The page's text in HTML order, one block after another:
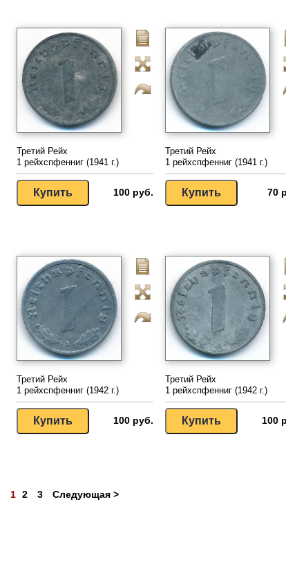
Третий Рейх
1 рейхспфенниг (1941 г.)
100 руб.
Третий Рейх
1 рейхспфенниг (1941 г.)
70
Третий Рейх
1 рейхспфенниг (1942 г.)
100 руб.
Третий Рейх
1 рейхспфенниг (1942 г.)
100
1 2 3 Следующая >